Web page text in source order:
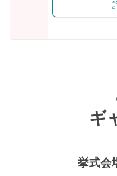
ギ
挙式会